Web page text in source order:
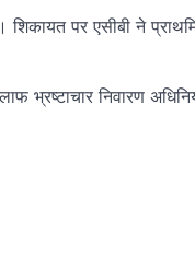
शिकायत पर एसीबी ने
भ्रष्टाचार निवारण